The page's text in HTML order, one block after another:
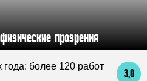
прозрения
3,0
более 120 работ